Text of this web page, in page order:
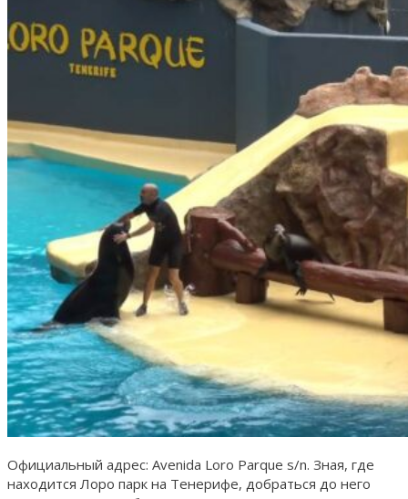
Официальный адрес: Avenida Loro Parque s/n. Зная, где
находится Лоро парк на Тенерифе, добраться до него